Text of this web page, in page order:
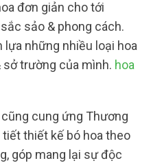
đơn giản cho tới
sảo & phong cách.
những nhiều loại hoa
trường của mình. hoa
cung ứng Thương
thiết kế bó hoa theo
góp mang lại sự độc